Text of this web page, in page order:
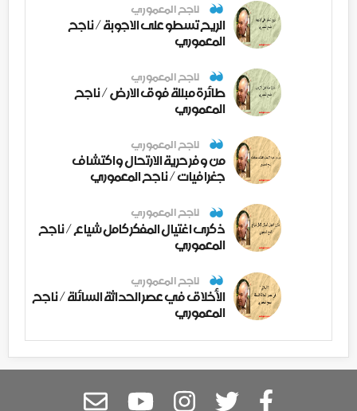
ناجح المعموري
الريح تسطو على الاجوبة / ناجح
المعموري
ناجح المعموري
طائرة مبللة فوق الارض / ناجح
المعموري
ناجح المعموري
من وفر حرية الارتحال واكتشاف
جغرافيات / ناجح المعموري
ناجح المعموري
ذكرى اغتيال المفكر كامل شياع / ناجح
المعموري
ناجح المعموري
الأخلاق في عصر الحداثة السائلة / ناجح
المعموري